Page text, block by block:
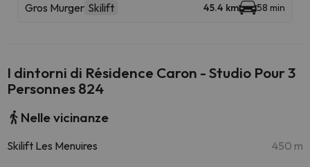
Gros Murger Skilift 45.4 km 58 min
I dintorni di Résidence Caron - Studio Pour 3
Personnes 824
Nelle vicinanze
Skilift Les Menuires 450 m